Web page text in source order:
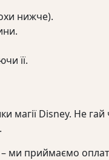
нижче).
її.
магії Disney. Не
– ми приймаємо